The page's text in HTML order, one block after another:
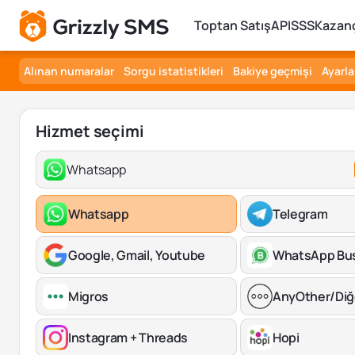
Toptan SatışAPISSS
Alınan numaralar Sorgu istatistikleri Bakiye geçmişi
Hizmet seçimi
Whatsapp
Whatsapp Telegram
Google, Gmail, Youtube WhatsApp
Migros AnyOther/
Instagram + Threads Hopi